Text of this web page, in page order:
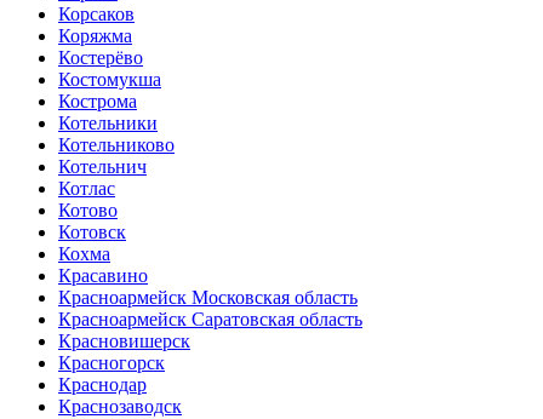
Корсаков
Коряжма
Костерёво
Костомукша
Кострома
Котельники
Котельниково
Котельнич
Котлас
Котово
Котовск
Кохма
Красавино
Красноармейск Московская область
Красноармейск Саратовская область
Красновишерск
Красногорск
Краснодар
Краснозаводск